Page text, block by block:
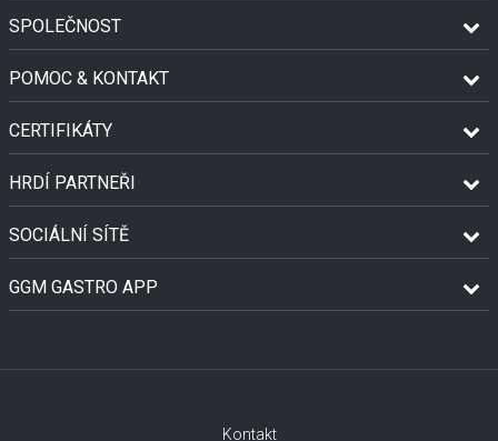
SPOLEČNOST
POMOC & KONTAKT
CERTIFIKÁTY
HRDÍ PARTNEŘI
SOCIÁLNÍ SÍTĚ
GGM GASTRO APP
Kontakt